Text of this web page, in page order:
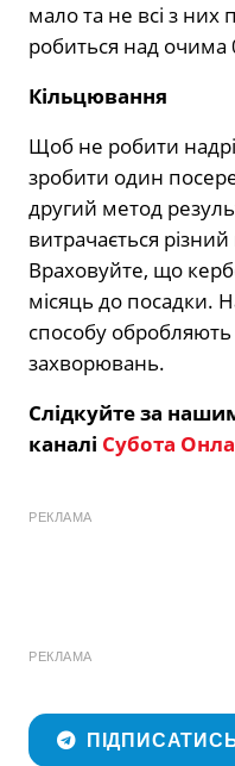
мало та не всі з них
робиться над
Кільцювання
Щоб не робити
зробити один
другий метод
витрачається
Враховуйте, що
місяць до посадки.
способу
захворювань.
Слідкуйте за
каналі Субота
РЕКЛАМА
РЕКЛАМА